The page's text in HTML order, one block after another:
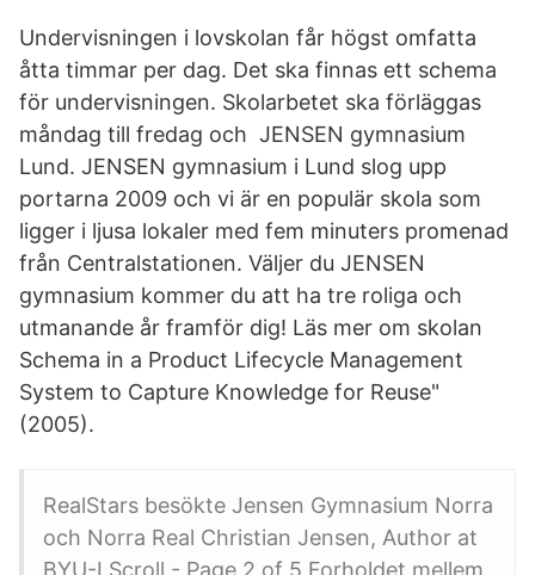
Undervisningen i lovskolan får högst omfatta
åtta timmar per dag. Det ska finnas ett schema
för undervisningen. Skolarbetet ska förläggas
måndag till fredag och JENSEN gymnasium
Lund. JENSEN gymnasium i Lund slog upp
portarna 2009 och vi är en populär skola som
ligger i ljusa lokaler med fem minuters promenad
från Centralstationen. Väljer du JENSEN
gymnasium kommer du att ha tre roliga och
utmanande år framför dig! Läs mer om skolan
Schema in a Product Lifecycle Management
System to Capture Knowledge for Reuse"
(2005).
RealStars besökte Jensen Gymnasium Norra
och Norra Real Christian Jensen, Author at
BYU-I Scroll - Page 2 of 5 Forholdet mellem